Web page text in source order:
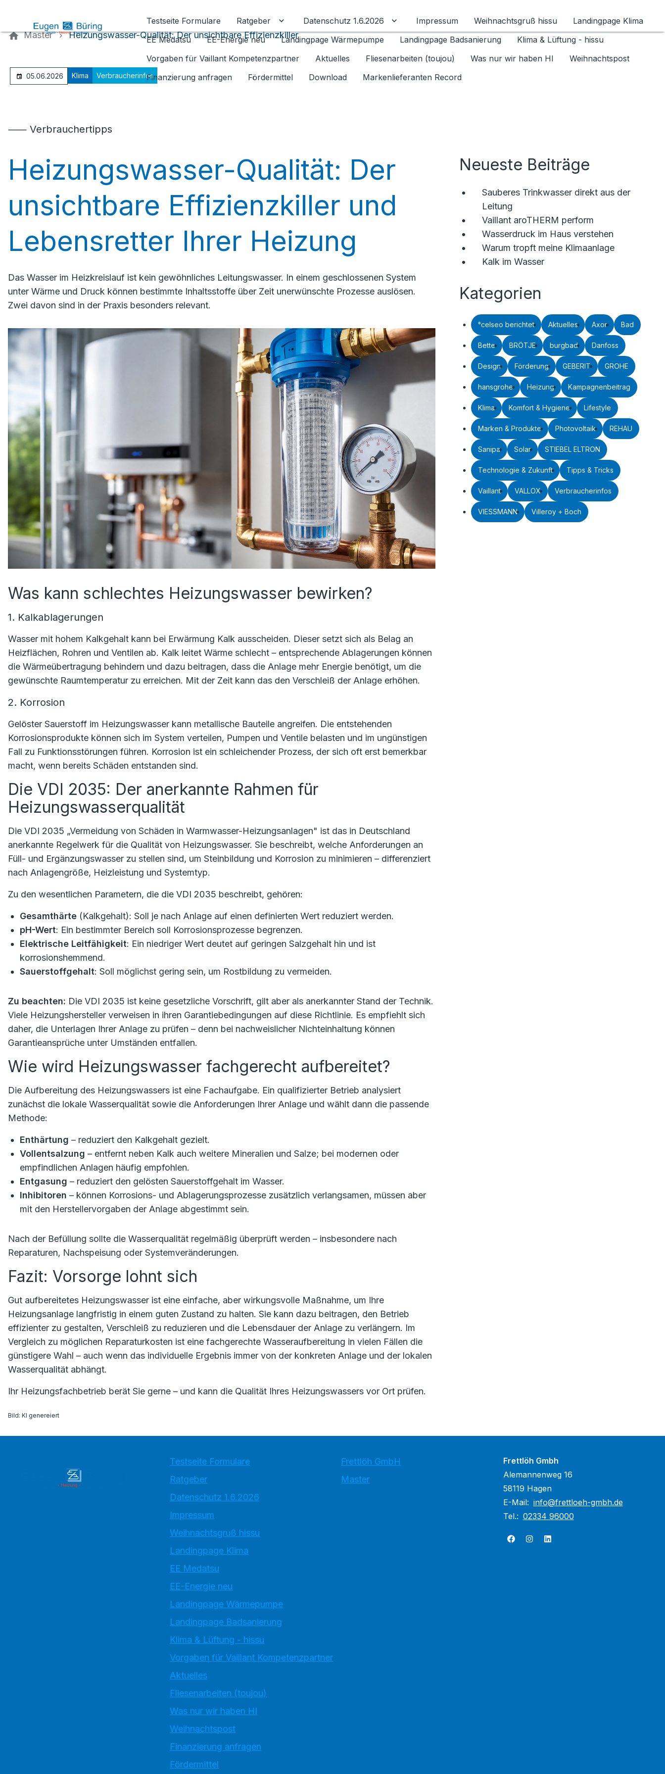
Testseite Formulare
Ratgeber Untermenü für Ratgeber umschalten
Datenschutz 1.6.2026 Untermenü für Datenschutz 1.6.2026 umschalten
Impressum Weihnachtsgruß hissu
Landingpage Klima
EE Medatsu
EE-Energie neu Landingpage Wärmepumpe Landingpage Badsanierung
Klima & Lüftung - hissu
Vorgaben für Vaillant Kompetenzpartner
Aktuelles Fliesenarbeiten (toujou) Was nur wir haben HI
Weihnachtspost
Finanzierung anfragen
Fördermittel Download Markenlieferanten Record
Master Heizungswasser-Qualität: Der unsichtbare Effizienzkiller
05.06.2026 Klima Verbraucherinfos
⸺ Verbrauchertipps
Heizungswasser-Qualität: Der
unsichtbare Effizienzkiller und
Lebensretter Ihrer Heizung
Das Wasser im Heizkreislauf ist kein gewöhnliches Leitungswasser. In einem geschlossenen System
unter Wärme und Druck können bestimmte Inhaltsstoffe über Zeit unerwünschte Prozesse auslösen.
Zwei davon sind in der Praxis besonders relevant.
Was kann schlechtes Heizungswasser bewirken?
1. Kalkablagerungen
Wasser mit hohem Kalkgehalt kann bei Erwärmung Kalk ausscheiden. Dieser setzt sich als Belag an
Heizflächen, Rohren und Ventilen ab. Kalk leitet Wärme schlecht – entsprechende Ablagerungen können
die Wärmeübertragung behindern und dazu beitragen, dass die Anlage mehr Energie benötigt, um die
gewünschte Raumtemperatur zu erreichen. Mit der Zeit kann das den Verschleiß der Anlage erhöhen.
2. Korrosion
Gelöster Sauerstoff im Heizungswasser kann metallische Bauteile angreifen. Die entstehenden
Korrosionsprodukte können sich im System verteilen, Pumpen und Ventile belasten und im ungünstigen
Fall zu Funktionsstörungen führen. Korrosion ist ein schleichender Prozess, der sich oft erst bemerkbar
macht, wenn bereits Schäden entstanden sind.
Die VDI 2035: Der anerkannte Rahmen für
Heizungswasserqualität
Die VDI 2035 „Vermeidung von Schäden in Warmwasser-Heizungsanlagen" ist das in Deutschland
anerkannte Regelwerk für die Qualität von Heizungswasser. Sie beschreibt, welche Anforderungen an
Füll- und Ergänzungswasser zu stellen sind, um Steinbildung und Korrosion zu minimieren – differenziert
nach Anlagengröße, Heizleistung und Systemtyp.
Zu den wesentlichen Parametern, die die VDI 2035 beschreibt, gehören:
Gesamthärte (Kalkgehalt): Soll je nach Anlage auf einen definierten Wert reduziert werden.
pH-Wert: Ein bestimmter Bereich soll Korrosionsprozesse begrenzen.
Elektrische Leitfähigkeit: Ein niedriger Wert deutet auf geringen Salzgehalt hin und ist
korrosionshemmend.
Sauerstoffgehalt: Soll möglichst gering sein, um Rostbildung zu vermeiden.
Zu beachten: Die VDI 2035 ist keine gesetzliche Vorschrift, gilt aber als anerkannter Stand der Technik.
Viele Heizungshersteller verweisen in ihren Garantiebedingungen auf diese Richtlinie. Es empfiehlt sich
daher, die Unterlagen Ihrer Anlage zu prüfen – denn bei nachweislicher Nichteinhaltung können
Garantieansprüche unter Umständen entfallen.
Wie wird Heizungswasser fachgerecht aufbereitet?
Die Aufbereitung des Heizungswassers ist eine Fachaufgabe. Ein qualifizierter Betrieb analysiert
zunächst die lokale Wasserqualität sowie die Anforderungen Ihrer Anlage und wählt dann die passende
Methode:
Enthärtung – reduziert den Kalkgehalt gezielt.
Vollentsalzung – entfernt neben Kalk auch weitere Mineralien und Salze; bei modernen oder
empfindlichen Anlagen häufig empfohlen.
Entgasung – reduziert den gelösten Sauerstoffgehalt im Wasser.
Inhibitoren – können Korrosions- und Ablagerungsprozesse zusätzlich verlangsamen, müssen aber
mit den Herstellervorgaben der Anlage abgestimmt sein.
Nach der Befüllung sollte die Wasserqualität regelmäßig überprüft werden – insbesondere nach
Reparaturen, Nachspeisung oder Systemveränderungen.
Fazit: Vorsorge lohnt sich
Gut aufbereitetes Heizungswasser ist eine einfache, aber wirkungsvolle Maßnahme, um Ihre
Heizungsanlage langfristig in einem guten Zustand zu halten. Sie kann dazu beitragen, den Betrieb
effizienter zu gestalten, Verschleiß zu reduzieren und die Lebensdauer der Anlage zu verlängern. Im
Vergleich zu möglichen Reparaturkosten ist eine fachgerechte Wasseraufbereitung in vielen Fällen die
günstigere Wahl – auch wenn das individuelle Ergebnis immer von der konkreten Anlage und der lokalen
Wasserqualität abhängt.
Ihr Heizungsfachbetrieb berät Sie gerne – und kann die Qualität Ihres Heizungswassers vor Ort prüfen.
Bild: KI genereiert
Neueste Beiträge
Sauberes Trinkwasser direkt aus der
Leitung
Vaillant aroTHERM perform
Wasserdruck im Haus verstehen
Warum tropft meine Klimaanlage
Kalk im Wasser
Kategorien
°celseo berichtet Aktuelles Axor Bad
Bette BRÖTJE burgbad Danfoss
Design Förderung GEBERIT GROHE
hansgrohe Heizung Kampagnenbeitrag
Klima Komfort & Hygiene Lifestyle
Marken & Produkte Photovoltaik REHAU
Sanipa Solar STIEBEL ELTRON
Technologie & Zukunft Tipps & Tricks
Vaillant VALLOX Verbraucherinfos
VIESSMANN Villeroy + Boch
Testseite Formulare
Ratgeber
Datenschutz 1.6.2026
Impressum
Weihnachtsgruß hissu
Landingpage Klima
EE Medatsu
EE-Energie neu
Landingpage Wärmepumpe
Landingpage Badsanierung
Klima & Lüftung - hissu
Vorgaben für Vaillant Kompetenzpartner
Aktuelles
Fliesenarbeiten (toujou)
Was nur wir haben HI
Weihnachtspost
Finanzierung anfragen
Fördermittel
Frettlöh GmbH
Master
Frettlöh Gmbh
Alemannenweg 16
58119 Hagen
E-Mail: info@frettloeh-gmbh.de
Tel.: 02334 96000